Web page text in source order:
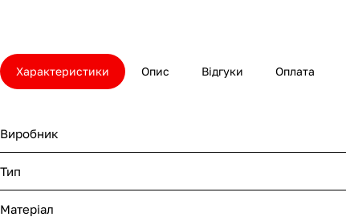
Характеристики Опис Відгуки Оплата
Виробник
Тип
Матеріал